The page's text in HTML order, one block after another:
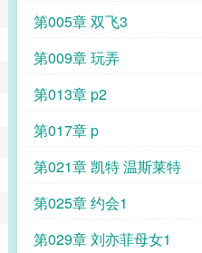
第005章 双飞3
第009章 玩弄
第013章 p2
第017章 p
第021章 凯特 温斯莱特
第025章 约会1
第029章 刘亦菲母女1